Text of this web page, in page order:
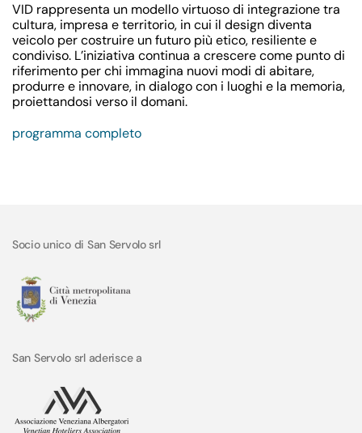
VID rappresenta un modello virtuoso di integrazione tra
cultura, impresa e territorio, in cui il design diventa
veicolo per costruire un futuro più etico, resiliente e
condiviso. L’iniziativa continua a crescere come punto di
riferimento per chi immagina nuovi modi di abitare,
produrre e innovare, in dialogo con i luoghi e la memoria,
proiettandosi verso il domani.
programma completo
Socio unico di San Servolo srl
San Servolo srl aderisce a